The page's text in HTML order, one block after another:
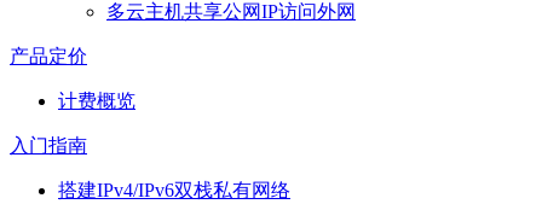
多云主机共享公网IP访问外网
产品定价
计费概览
入门指南
搭建IPv4/IPv6双栈私有网络